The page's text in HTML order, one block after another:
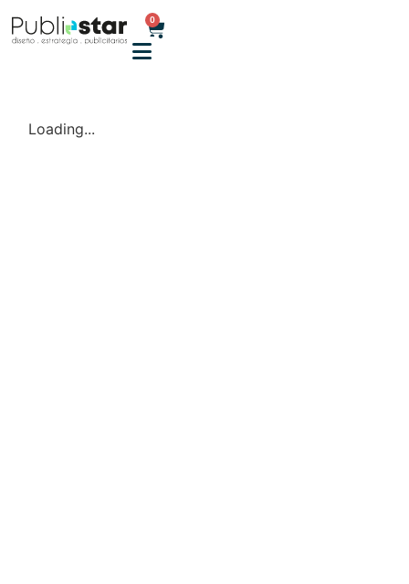
0
Loading...